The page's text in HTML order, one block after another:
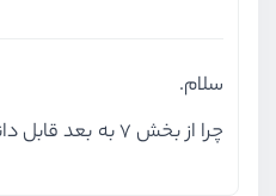
سلام.
چرا از بخش 7 به بعد قابل دانلود نیست؟